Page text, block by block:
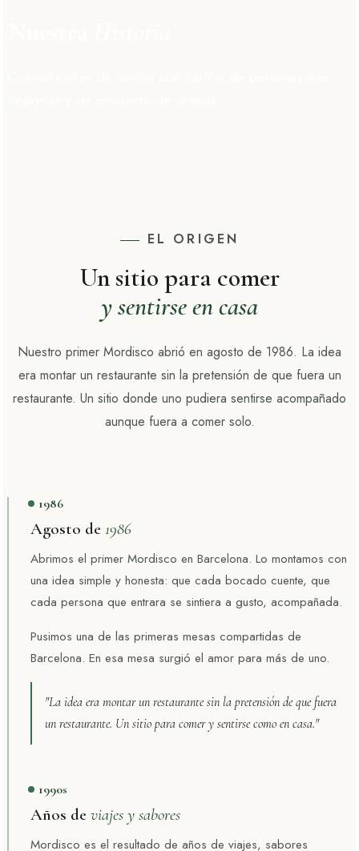
EL ORIGEN
Un sitio para comer
y sentirse en casa
Nuestro primer Mordisco abrió en agosto de 1986. La idea
era montar un restaurante sin la pretensión de que fuera un
restaurante. Un sitio donde uno pudiera sentirse acompañado
aunque fuera a comer solo.
1986
Agosto de1986
Abrimos el primer Mordisco en Barcelona. Lo montamos con
una idea simple y honesta: que cada bocado cuente, que
cada persona que entrara se sintiera a gusto, acompañada.
Pusimos una de las primeras mesas compartidas de
Barcelona. En esa mesa surgió el amor para más de uno.
"La idea era montar un restaurante sin la pretensión de que fuera
un restaurante. Un sitio para comer y sentirse como en casa."
1990s
Años deviajes y sabores
Mordisco es el resultado de años de viajes, sabores